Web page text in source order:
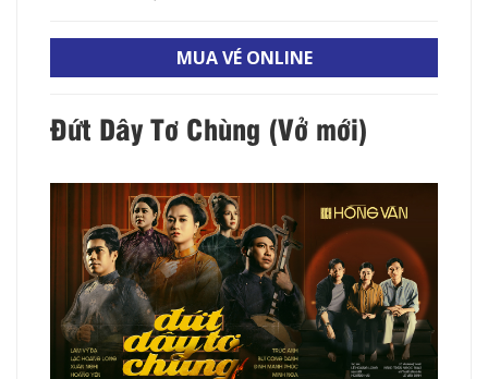
MUA VÉ ONLINE
Đứt Dây Tơ Chùng (Vở mới)